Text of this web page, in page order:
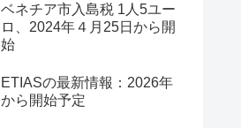
ベネチア市入島税 1人5ユー
ロ、2024年４月25日から開
始
ETIASの最新情報：2026年
から開始予定